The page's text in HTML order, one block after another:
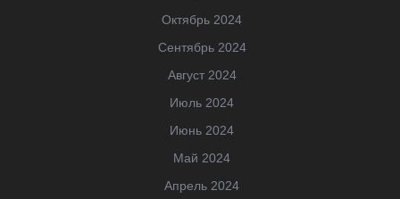
Октябрь 2024
Сентябрь 2024
Август 2024
Июль 2024
Июнь 2024
Май 2024
Апрель 2024